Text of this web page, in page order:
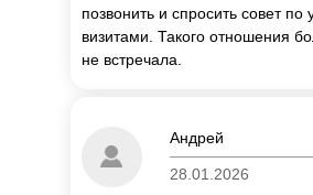
позвонить и спросить совет по
визитами. Такого отношения
не встречала.
Андрей
28.01.2026